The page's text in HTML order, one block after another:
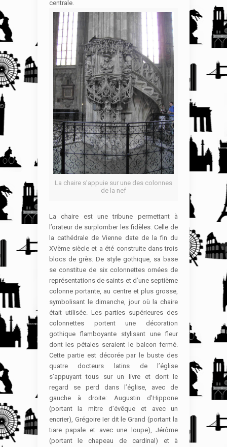
centrale.
La chaire s’appuie sur une des colonnes
de la nef
La chaire est une tribune permettant à
l’orateur de surplomber les fidèles. Celle de
la cathédrale de Vienne date de la fin du
XVème siècle et a été construite dans trois
blocs de grès. De style gothique, sa base
se constitue de six colonnettes ornées de
représentations de saints et d’une septième
colonne portante, au centre et plus grosse,
symbolisant le dimanche, jour où la chaire
était utilisée. Les parties supérieures des
colonnettes portent une décoration
gothique flamboyante stylisant une fleur
dont les pétales seraient le balcon fermé.
Cette partie est décorée par le buste des
quatre docteurs latins de l’église
s’appuyant tous sur un livre et dont le
regard se perd dans l’église, avec de
gauche à droite: Augustin d’Hippone
(portant la mitre d’évêque et avec un
encrier), Grégoire Ier dit le Grand (portant la
tiare papale et avec une loupe), Jérôme
(portant le chapeau de cardinal) et à